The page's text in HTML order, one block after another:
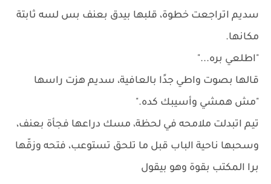
سديم اتراجعت خطوة، قلبها بيدق بعنف بس لسه ثابتة
مكانها.
"اطلعي بره..."
قالها بصوت واطي جدًا بالعافية، سديم هزت راسها
"مش همشي وأسيبك كده."
تيم اتبدلت ملامحه في لحظة، مسك دراعها فجأة بعنف،
وسحبها ناحية الباب قبل ما تلحق تستوعب، فتحه وزقّها
برا المكتب بقوة وهو بيقول